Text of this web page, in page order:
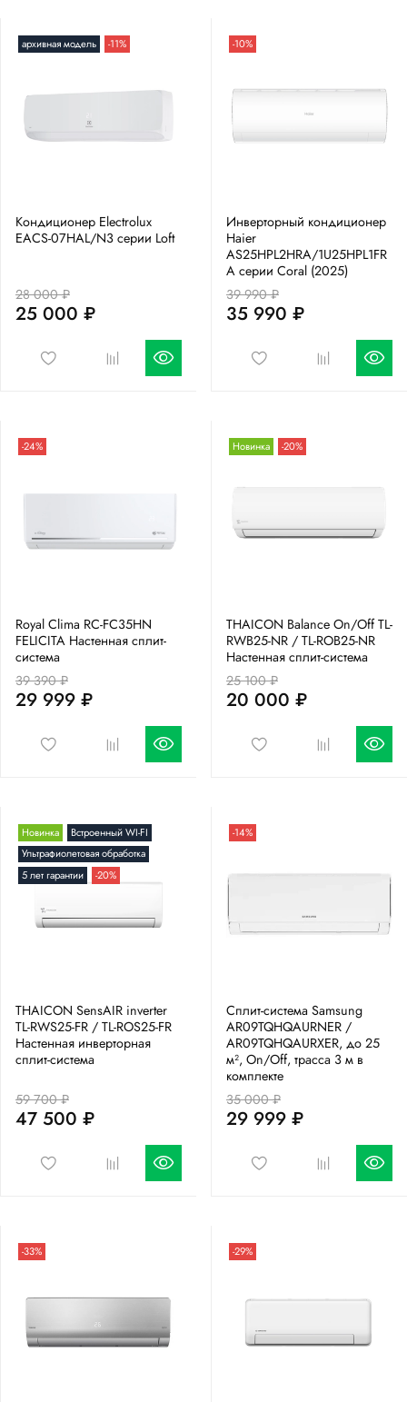
архивная модель -11%
Кондиционер Electrolux
EACS-07HAL/N3 серии Loft
28 000 ₽
25 000 ₽
-10%
Инверторный кондиционер
Haier
AS25HPL2HRA/1U25HPL1FR
A серии Coral (2025)
39 990 ₽
35 990 ₽
-24%
Royal Clima RC-FC35HN
FELICITA Настенная сплит-
система
39 390 ₽
29 999 ₽
Новинка -20%
THAICON Balance On/Off TL-
RWB25-NR / TL-ROB25-NR
Настенная сплит-система
25 100 ₽
20 000 ₽
Новинка
Встроенный WI-FI
Ультрафиолетовая обработка
5 лет гарантии
-20%
THAICON SensAIR inverter
TL-RWS25-FR / TL-ROS25-FR
Настенная инверторная
сплит-система
59 700 ₽
47 500 ₽
-14%
Сплит-система Samsung
AR09TQHQAURNER /
AR09TQHQAURXER, до 25
м², On/Off, трасса 3 м в
комплекте
35 000 ₽
29 999 ₽
-33% -29%